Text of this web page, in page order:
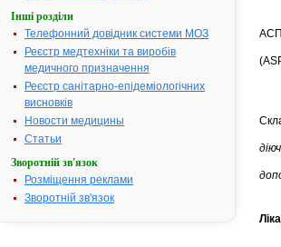
Інші розділи
Телефонний довідник системи МОЗ
Реєстр медтехніки та виробів
медичного призначення
Реєстр санітарно-епідеміологічних
висновків
Новости медицины
Статьи
Зворотній зв'язок
Розміщення реклами
Зворотній зв'язок